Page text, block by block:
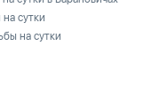
сутки
на сутки